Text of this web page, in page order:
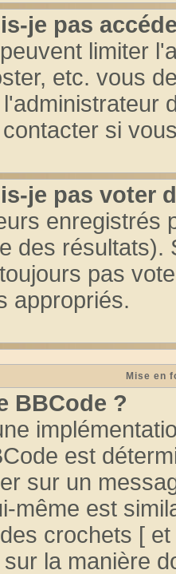
je pas
limiter
etc. vous
si
je pas voter
enregistrés
des
pas
appropriés.
Mise en
BBCode ?
est
sur un
même est
crochets [
la manière